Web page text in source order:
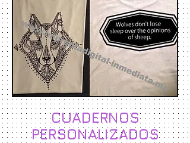
CUADERNOS
PERSONALIZADOS